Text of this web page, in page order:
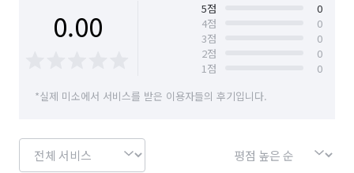
0.00 5점
0
4점
0
3점
0
2점
0
1점
0
*실제 미소에서 서비스를 받은 이용자들의 후기입니다.